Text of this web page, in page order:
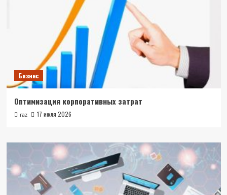
Бизнес
Оптимизация корпоративных затрат
raz 17 июля 2026